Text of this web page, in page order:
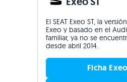
El SEAT Exeo ST, la
Exeo y basado en el
familiar, ya no se
desde abril 2014.
Ficha